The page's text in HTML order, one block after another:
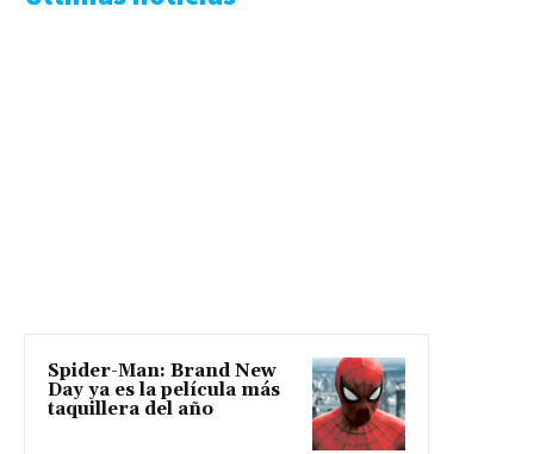
Spider-Man: Brand New
Day ya es la película más
taquillera del año